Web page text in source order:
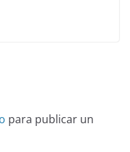
para publicar un